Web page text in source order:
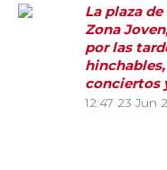
La plaza
Zona
por las
conciertos
12:47 23 Jun